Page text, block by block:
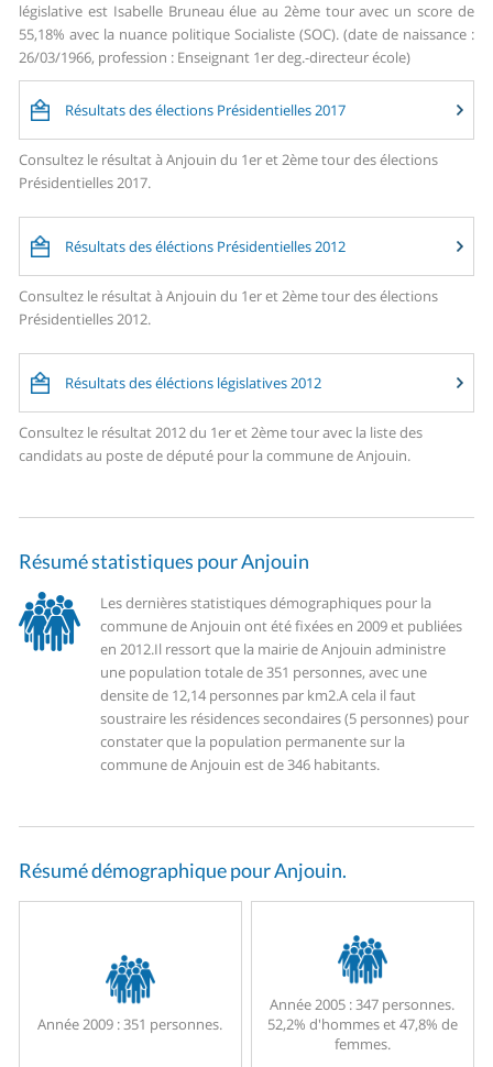
législative est Isabelle Bruneau élue au 2ème tour avec un score de
55,18% avec la nuance politique Socialiste (SOC). (date de naissance :
26/03/1966, profession : Enseignant 1er deg.-directeur école)
Résultats des élections Présidentielles 2017
Consultez le résultat à Anjouin du 1er et 2ème tour des élections
Présidentielles 2017.
Résultats des éléctions Présidentielles 2012
Consultez le résultat à Anjouin du 1er et 2ème tour des élections
Présidentielles 2012.
Résultats des éléctions législatives 2012
Consultez le résultat 2012 du 1er et 2ème tour avec la liste des
candidats au poste de député pour la commune de Anjouin.
Résumé statistiques pour Anjouin
Les dernières statistiques démographiques pour la
commune de Anjouin ont été fixées en 2009 et publiées
en 2012.Il ressort que la mairie de Anjouin administre
une population totale de 351 personnes, avec une
densite de 12,14 personnes par km2.A cela il faut
soustraire les résidences secondaires (5 personnes) pour
constater que la population permanente sur la
commune de Anjouin est de 346 habitants.
Résumé démographique pour Anjouin.
Année 2009 :351 personnes.
Année 2005 :347 personnes.
52,2% d'hommes et 47,8% de
femmes.